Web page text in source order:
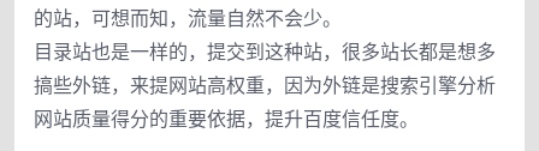
的站，可想而知，流量自然不会少。
目录站也是一样的，提交到这种站，很多站长都是想多
搞些外链，来提网站高权重，因为外链是搜索引擎分析
网站质量得分的重要依据，提升百度信任度。